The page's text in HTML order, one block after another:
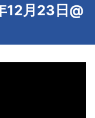
12月23日@